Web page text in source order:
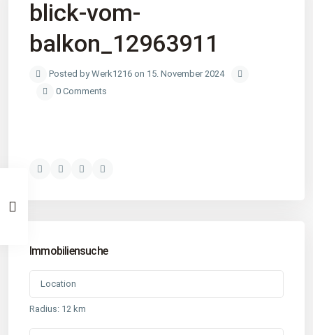
blick-vom-
balkon_12963911
Posted by Werk1216 on 15. November 2024
0 Comments
Immobiliensuche
Radius: 12 km